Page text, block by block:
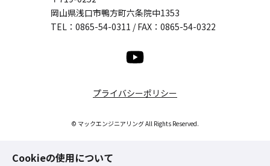
岡山県浅口市鴨方町六条院中1353
TEL： 0865-54-0311 / FAX：0865-54-0322
プライバシーポリシー
© マックエンジニアリング All Rights Reserved.
Cookieの使用について